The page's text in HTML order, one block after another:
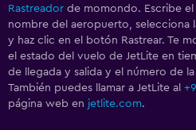
Rastreador de momondo. Escribe
nombre del aeropuerto, selecciona
y haz clic en el botón Rastrear. Te
el estado del vuelo de JetLite en
de llegada y salida y el número de
También puedes llamar a JetLite al
página web en jetlite.com.